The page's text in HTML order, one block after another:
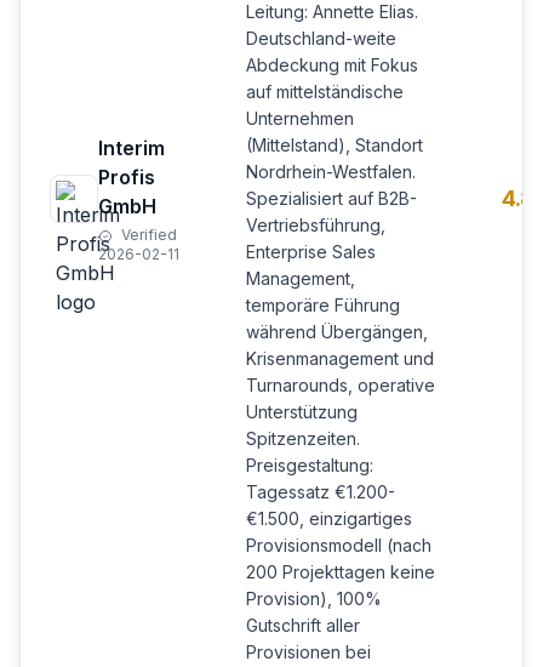
Interim
Profis
GmbH
Verified
2026-02-11
Leitung: Annette Elias.
Deutschland-weite
Abdeckung mit Fokus
auf mittelständische
Unternehmen
(Mittelstand), Standort
Nordrhein-Westfalen.
Spezialisiert auf B2B-
Vertriebsführung,
Enterprise Sales
Management,
temporäre Führung
während Übergängen,
Krisenmanagement und
Turnarounds, operative
Unterstützung
Spitzenzeiten.
Preisgestaltung:
Tagessatz €1.200-
€1.500, einzigartiges
Provisionsmodell (nach
200 Projekttagen keine
Provision), 100%
Gutschrift aller
Provisionen bei
4.8